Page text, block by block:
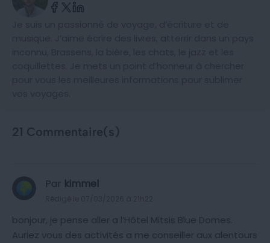
21 Commentaire(s)
Par kimmel
bonjour, je pense aller a l’Hôtel Mitsis Blue Domes.
Auriez vous des activités a me conseiller aux alentours